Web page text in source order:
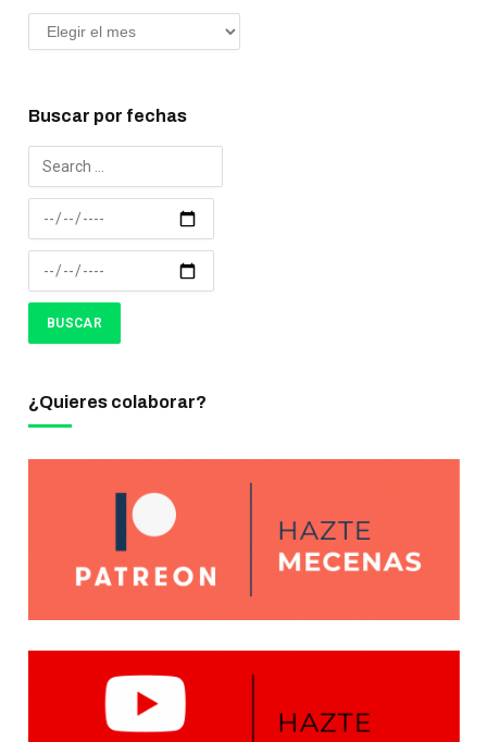
Buscar por fechas
¿Quieres colaborar?